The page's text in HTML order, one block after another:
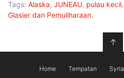
Tags: Alaska, JUNEAU, pulau kecil,
Glasier dan Pemuliharaan.
↑
Home Tempatan Syria